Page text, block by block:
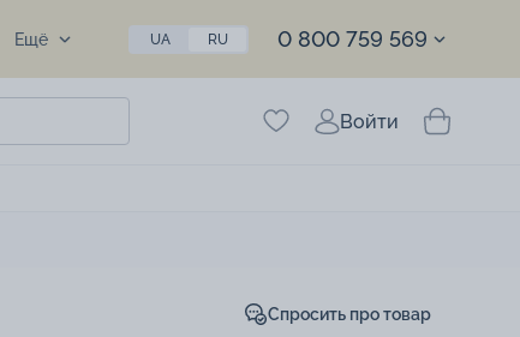
Ещё UA RU 0 800 759 569
Войти
Спросить про товар